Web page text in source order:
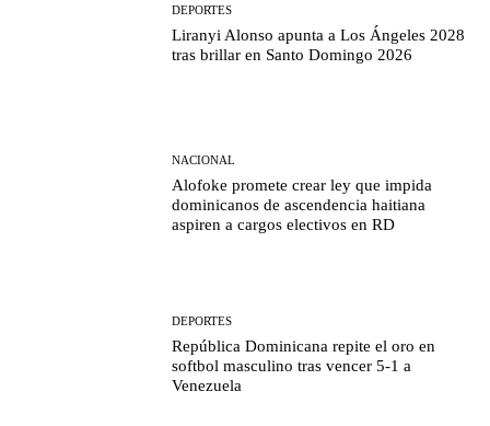
DEPORTES
Liranyi Alonso apunta a Los Ángeles 2028
tras brillar en Santo Domingo 2026
NACIONAL
Alofoke promete crear ley que impida
dominicanos de ascendencia haitiana
aspiren a cargos electivos en RD
DEPORTES
República Dominicana repite el oro en
softbol masculino tras vencer 5-1 a
Venezuela